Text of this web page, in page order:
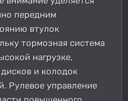
передним
втулок
тормозная система
нагрузке,
и колодок
Рулевое управление